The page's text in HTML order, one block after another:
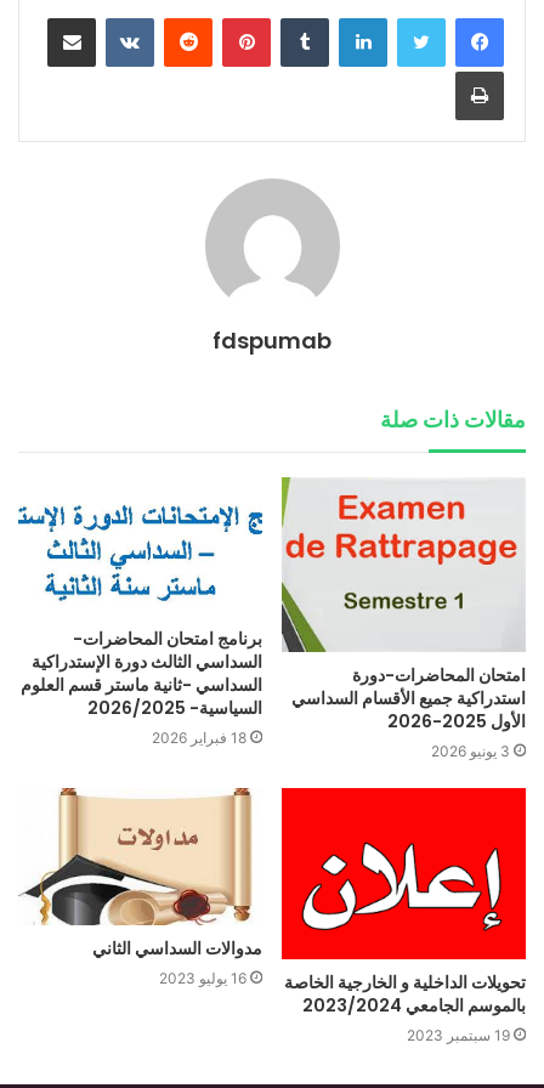
لينكدإن بينتيريست مشاركة عبر البريد
طباعة
fdspumab
مقالات ذات صلة
امتحان المحاضرات-دورة
استدراكية جميع الأقسام السداسي
الأول 2025-2026
3 يونيو 2026
برنامج امتحان المحاضرات-
السداسي الثالث دورة الإستدراكية
السداسي -ثانية ماستر قسم العلوم
السياسية- 2026/2025
18 فبراير 2026
تحويلات الداخلية و الخارجية الخاصة
بالموسم الجامعي 2023/2024
19 سبتمبر 2023
مدوالات السداسي الثاني
16 يوليو 2023